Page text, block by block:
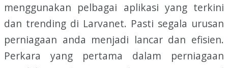
menggunakan pelbagai aplikasi yang terkini
dan trending di Larvanet. Pasti segala urusan
perniagaan anda menjadi lancar dan efisien.
Perkara yang pertama dalam perniagaan